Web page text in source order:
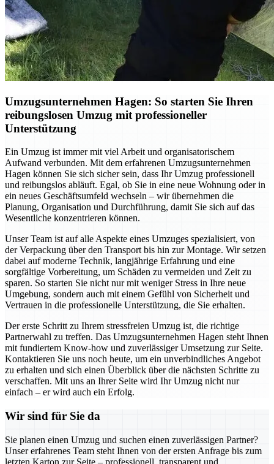
Umzugsunternehmen Hagen: So starten Sie Ihren
reibungslosen Umzug mit professioneller
Unterstützung
Ein Umzug ist immer mit viel Arbeit und organisatorischem
Aufwand verbunden. Mit dem erfahrenen Umzugsunternehmen
Hagen können Sie sich sicher sein, dass Ihr Umzug professionell
und reibungslos abläuft. Egal, ob Sie in eine neue Wohnung oder in
ein neues Geschäftsumfeld wechseln – wir übernehmen die
Planung, Organisation und Durchführung, damit Sie sich auf das
Wesentliche konzentrieren können.
Unser Team ist auf alle Aspekte eines Umzuges spezialisiert, von
der Verpackung über den Transport bis hin zur Montage. Wir setzen
dabei auf moderne Technik, langjährige Erfahrung und eine
sorgfältige Vorbereitung, um Schäden zu vermeiden und Zeit zu
sparen. So starten Sie nicht nur mit weniger Stress in Ihre neue
Umgebung, sondern auch mit einem Gefühl von Sicherheit und
Vertrauen in die professionelle Unterstützung, die Sie erhalten.
Der erste Schritt zu Ihrem stressfreien Umzug ist, die richtige
Partnerwahl zu treffen. Das Umzugsunternehmen Hagen steht Ihnen
mit fundiertem Know-how und zuverlässiger Umsetzung zur Seite.
Kontaktieren Sie uns noch heute, um ein unverbindliches Angebot
zu erhalten und sich einen Überblick über die nächsten Schritte zu
verschaffen. Mit uns an Ihrer Seite wird Ihr Umzug nicht nur
einfach – er wird auch ein Erfolg.
Wir sind für Sie da
Sie planen einen Umzug und suchen einen zuverlässigen Partner?
Unser erfahrenes Team steht Ihnen von der ersten Anfrage bis zum
letzten Karton zur Seite – professionell, transparent und